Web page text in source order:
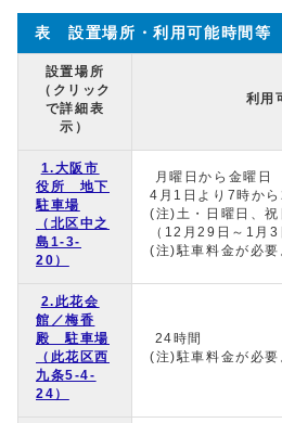
表 設置場所・利用可能時間等
設置場所
（クリック
で詳細表
示）
利用
1.大阪市
役所 地下
駐車場
（北区中之
島1‐3‐
20）
月曜日から金曜
4月1日より7時から
(注)土・日曜日、
（12月29日～1月3
(注)駐車料金が必要
2.此花会
館／梅香
殿 駐車場
（此花区西
九条5-4-
24）
24時間
(注)駐車料金が必要